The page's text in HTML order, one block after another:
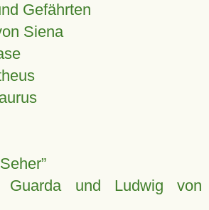
Gefährten
Siena
Guarda und Ludwig von